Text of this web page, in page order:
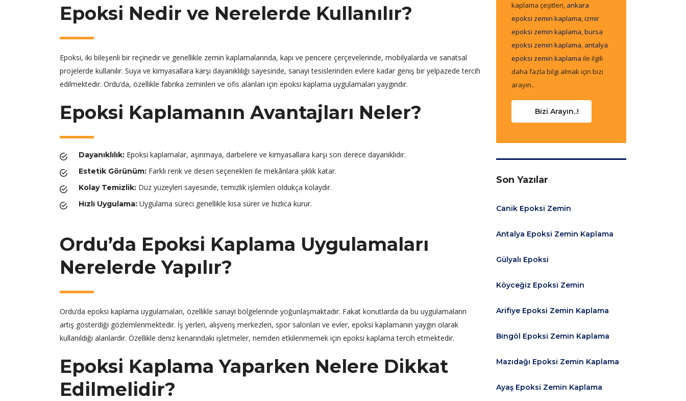
Epoksi Nedir ve Nerelerde Kullanılır?
Epoksi, iki bileşenli bir reçinedir ve genellikle zemin kaplamalarında, kapı ve pencere çerçevelerinde, mobilyalarda ve sanatsal
projelerde kullanılır. Suya ve kimyasallara karşı dayanıklılığı sayesinde, sanayi tesislerinden evlere kadar geniş bir yelpazede tercih
edilmektedir. Ordu’da, özellikle fabrika zeminleri ve ofis alanları için epoksi kaplama uygulamaları yaygındır.
Epoksi Kaplamanın Avantajları Neler?
Dayanıklılık: Epoksi kaplamalar, aşınmaya, darbelere ve kimyasallara karşı son derece dayanıklıdır.
Estetik Görünüm: Farklı renk ve desen seçenekleri ile mekânlara şıklık katar.
Kolay Temizlik: Düz yüzeyleri sayesinde, temizlik işlemleri oldukça kolaydır.
Hızlı Uygulama: Uygulama süreci genellikle kısa sürer ve hızlıca kurur.
Ordu’da Epoksi Kaplama Uygulamaları
Nerelerde Yapılır?
Ordu’da epoksi kaplama uygulamaları, özellikle sanayi bölgelerinde yoğunlaşmaktadır. Fakat konutlarda da bu uygulamaların
artış gösterdiği gözlemlenmektedir. İş yerleri, alışveriş merkezleri, spor salonları ve evler, epoksi kaplamanın yaygın olarak
kullanıldığı alanlardır. Özellikle deniz kenarındaki işletmeler, nemden etkilenmemek için epoksi kaplama tercih etmektedir.
Epoksi Kaplama Yaparken Nelere Dikkat
Edilmelidir?
kaplama çeşitleri, ankara
epoksi zemin kaplama,izmir
epoksi zemin kaplama,bursa
epoksi zemin kaplama, antalya
epoksi zemin kaplama ile ilgili
daha fazla bilgi almak için bizi
arayın..
Bizi Arayın..!
Son Yazılar
Canik Epoksi Zemin
Antalya Epoksi Zemin Kaplama
Gülyalı Epoksi
Köyceğiz Epoksi Zemin
Arifiye Epoksi Zemin Kaplama
Bingöl Epoksi Zemin Kaplama
Mazıdağı Epoksi Zemin Kaplama
Ayaş Epoksi Zemin Kaplama